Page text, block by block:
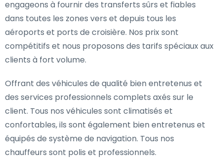
engageons à fournir des transferts sûrs et fiables
dans toutes les zones vers et depuis tous les
aéroports et ports de croisière. Nos prix sont
compétitifs et nous proposons des tarifs spéciaux aux
clients à fort volume.
Offrant des véhicules de qualité bien entretenus et
des services professionnels complets axés sur le
client. Tous nos véhicules sont climatisés et
confortables, ils sont également bien entretenus et
équipés de système de navigation. Tous nos
chauffeurs sont polis et professionnels.